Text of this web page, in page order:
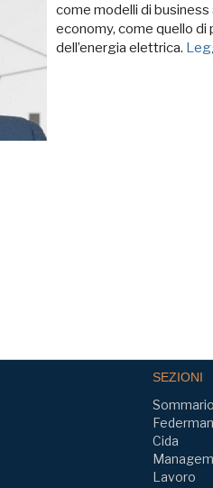
come modelli di
economy, come quello
dell’energia elettrica.
SEZIONI
Sommario
Cida
Lavoro